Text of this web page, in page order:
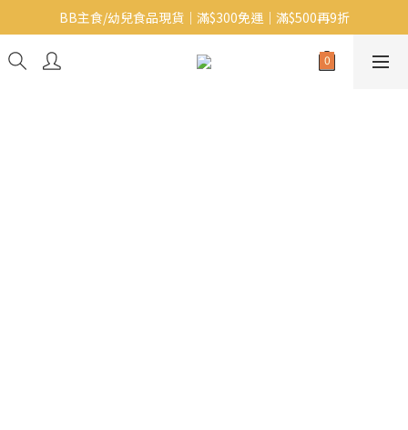
Baby J 有機蝴蝶麵番貨啦~!
BB主食/幼兒食品現貨｜滿$300免運｜滿$500再9折
大人氣!RICO濕紙巾補貨啦~